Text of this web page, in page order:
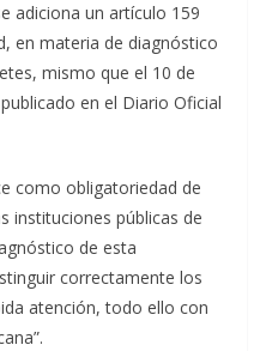
adiciona un artículo 159
en materia de diagnóstico
mismo que el 10 de
en el Diario Oficial
como obligatoriedad de
instituciones públicas de
de esta
correctamente los
atención, todo ello con